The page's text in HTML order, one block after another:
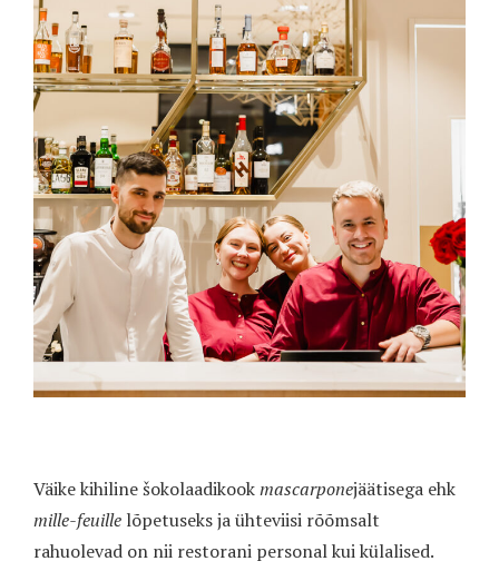
Väike kihiline šokolaadikookmascarponejäätisega ehk
mille-feuille lõpetuseks ja ühteviisi rõõmsalt
rahuolevad on nii restorani personal kui külalised.